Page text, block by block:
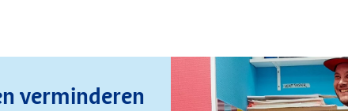
verminderen